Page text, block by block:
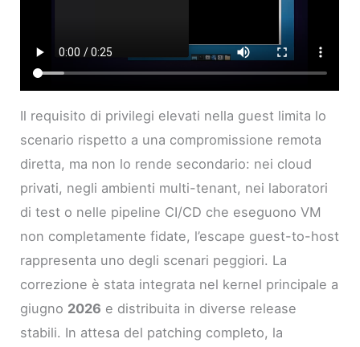
Il requisito di privilegi elevati nella guest limita lo
scenario rispetto a una compromissione remota
diretta, ma non lo rende secondario: nei cloud
privati, negli ambienti multi-tenant, nei laboratori
di test o nelle pipeline CI/CD che eseguono VM
non completamente fidate, l’escape guest-to-host
rappresenta uno degli scenari peggiori. La
correzione è stata integrata nel kernel principale a
giugno 2026 e distribuita in diverse release
stabili. In attesa del patching completo, la